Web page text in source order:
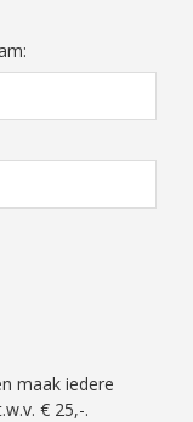
maak iedere
€ 25,-.